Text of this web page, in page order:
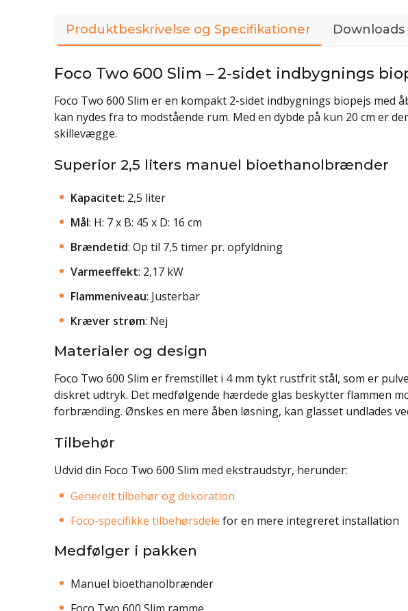
Produktbeskrivelse og Specifikationer Downloads
Foco Two 600 Slim – 2-sidet indbygnings
Foco Two 600 Slim er en kompakt 2-sidet indbygnings biopejs med
kan nydes fra to modstående rum. Med en dybde på kun 20 cm er
skillevægge.
Superior 2,5 liters manuel bioethanolbrænder
Kapacitet: 2,5 liter
Mål: H: 7 x B: 45 x D: 16 cm
Brændetid: Op til 7,5 timer pr. opfyldning
Varmeeffekt: 2,17 kW
Flammeniveau: Justerbar
Kræver strøm: Nej
Materialer og design
Foco Two 600 Slim er fremstillet i 4 mm tykt rustfrit stål, som er
diskret udtryk. Det medfølgende hærdede glas beskytter flammen
forbrænding. Ønskes en mere åben løsning, kan glasset undlades
Tilbehør
Udvid din Foco Two 600 Slim med ekstraudstyr, herunder:
Generelt tilbehør og dekoration
Foco-specifikke tilbehørsdele for en mere integreret installation
Medfølger i pakken
Manuel bioethanolbrænder
Foco Two 600 Slim ramme